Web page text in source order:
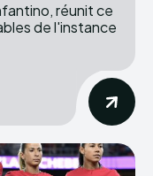
réunit ce
de l'instance